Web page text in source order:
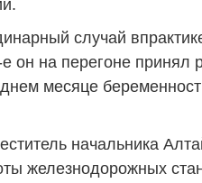
случай
он на перегоне
месяце
начальника
железнодорожных